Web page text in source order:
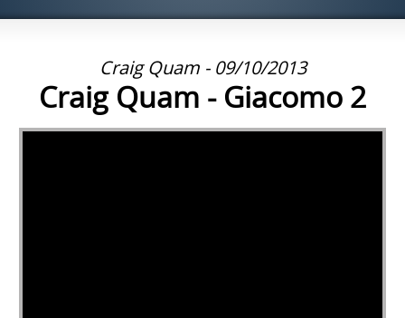
Craig Quam - 09/10/2013
Craig Quam - Giacomo 2